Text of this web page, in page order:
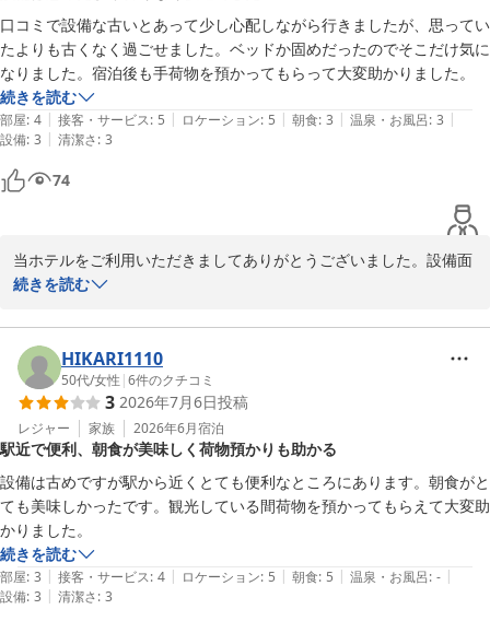
口コミで設備な古いとあって少し心配しながら行きましたが、思ってい
たよりも古くなく過ごせました。ベッドか固めだったのでそこだけ気に
なりました。宿泊後も手荷物を預かってもらって大変助かりました。
続きを読む
部屋: 4 | 接客・サービス: 5 | ロケーション: 5 | 朝食: 3 | 温泉・お風呂: 3 |
設備: 3 | 清潔さ: 3
74
当ホテルをご利用いただきましてありがとうございました。設備面
に関してはお客様にご迷惑をおかけしないようメンテナンスはして
せ。
できる限りの対応をさせていただきます。
またのご利用をお待ちしております。
Hotel 鎌倉 mori
2026-06-26
続きを読む
HIKARI1110
50代/女性 |6件のクチコミ
3 2026年7月6日投稿
レジャー 家族 2026年6月宿泊
駅近で便利、朝食が美味しく荷物預かりも助かる
設備は古めですが駅から近くとても便利なところにあります。朝食がと
ても美味しかったです。観光している間荷物を預かってもらえて大変助
かりました。
続きを読む
部屋: 3 | 接客・サービス: 4 | ロケーション: 5 | 朝食: 5 | 温泉・お風呂: - |
設備: 3 | 清潔さ: 3